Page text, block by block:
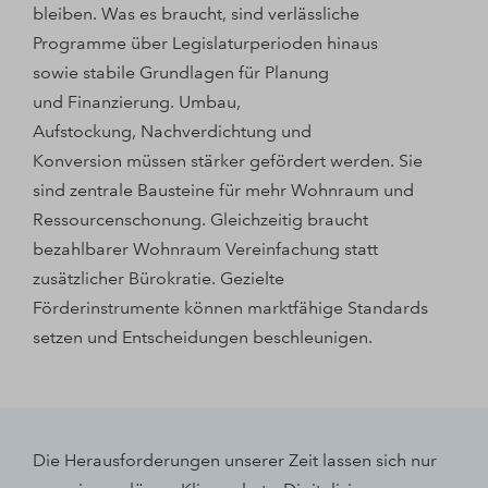
bleiben. Was es braucht, sind verlässliche
Programme über Legislaturperioden hinaus
sowie stabile Grundlagen für Planung
und Finanzierung. Umbau,
Aufstockung, Nachverdichtung und
Konversion müssen stärker gefördert werden. Sie
sind zentrale Bausteine für mehr Wohnraum und
Ressourcenschonung. Gleichzeitig braucht
bezahlbarer Wohnraum Vereinfachung statt
zusätzlicher Bürokratie. Gezielte
Förderinstrumente können marktfähige Standards
setzen und Entscheidungen beschleunigen.
Die Herausforderungen unserer Zeit lassen sich nur